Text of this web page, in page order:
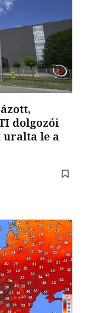
dolgozói
uralta le a